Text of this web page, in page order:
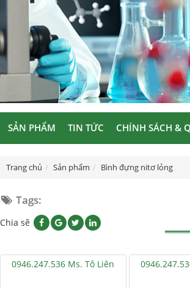
SẢN PHẨM TIN TỨC CHÍNH SÁCH &
Trang chủ Sản phẩm Bình đựng nitơ lỏng
Tags:
Chia sẽ
0946.247.536 Ms. Tô Liên